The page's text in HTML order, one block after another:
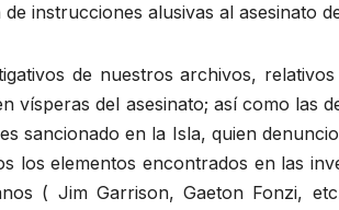
instrucciones alusivas al asesinato
de nuestros archivos,
vísperas del asesinato; así como las
sancionado en la Isla, quien
los elementos encontrados en las
( Jim Garrison, Gaeton Fonzi,